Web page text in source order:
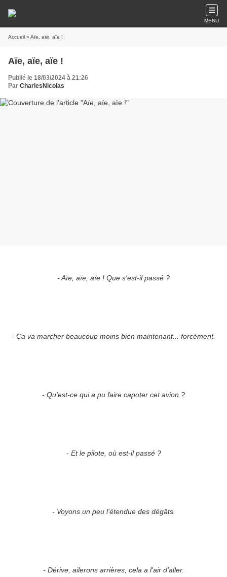
MENU
Accueil » Aïe, aïe, aïe !
Aïe, aïe, aïe !
Publié le 18/03/2024 à 21:26
Par CharlesNicolas
- Aïe, aïe, aïe ! Que s'est-il passé ?
- Ça va marcher beaucoup moins bien maintenant... forcément.
- Qu'est-ce qui a pu faire capoter cet avion ?
- Et le pilote, où est-il passé ?
- Voyons un peu l'étendue des dégâts.
- Dérive, ailerons arrières, cela a l'air d'aller.